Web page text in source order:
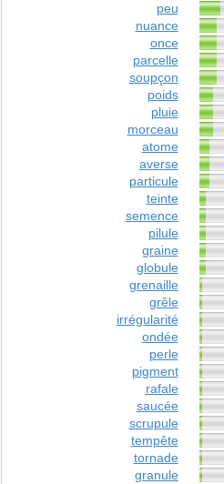
peu
nuance
once
parcelle
soupçon
poids
pluie
morceau
atome
averse
particule
teinte
semence
pilule
graine
globule
grenaille
grêle
irrégularité
ondée
perle
pigment
rafale
saucée
scrupule
tempête
tornade
granule